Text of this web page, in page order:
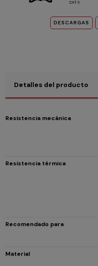
DESCARGAS
Detalles del producto
Resistencia mecánica
Resistencia térmica
Recomendado para
Material